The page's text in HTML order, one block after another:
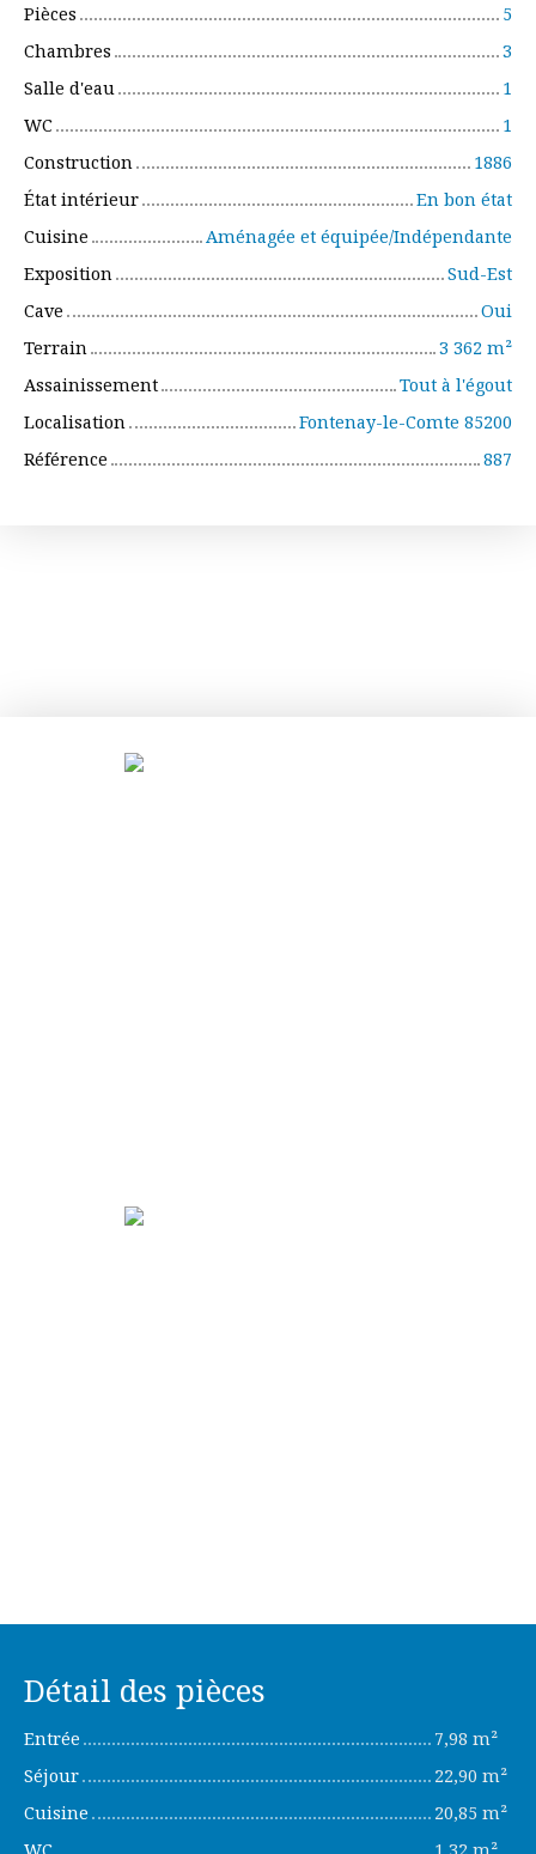
Pièces
5
Chambres
3
Salle d'eau
1
WC
1
Construction
1886
État intérieur
En bon état
Cuisine
Aménagée et équipée/Indépendante
Exposition
Sud-Est
Cave
Oui
Terrain
3 362 m²
Assainissement
Tout à l'égout
Localisation
Fontenay-le-Comte 85200
Référence
887
Détail des pièces
Entrée
7,98 m²
Séjour
22,90 m²
Cuisine
20,85 m²